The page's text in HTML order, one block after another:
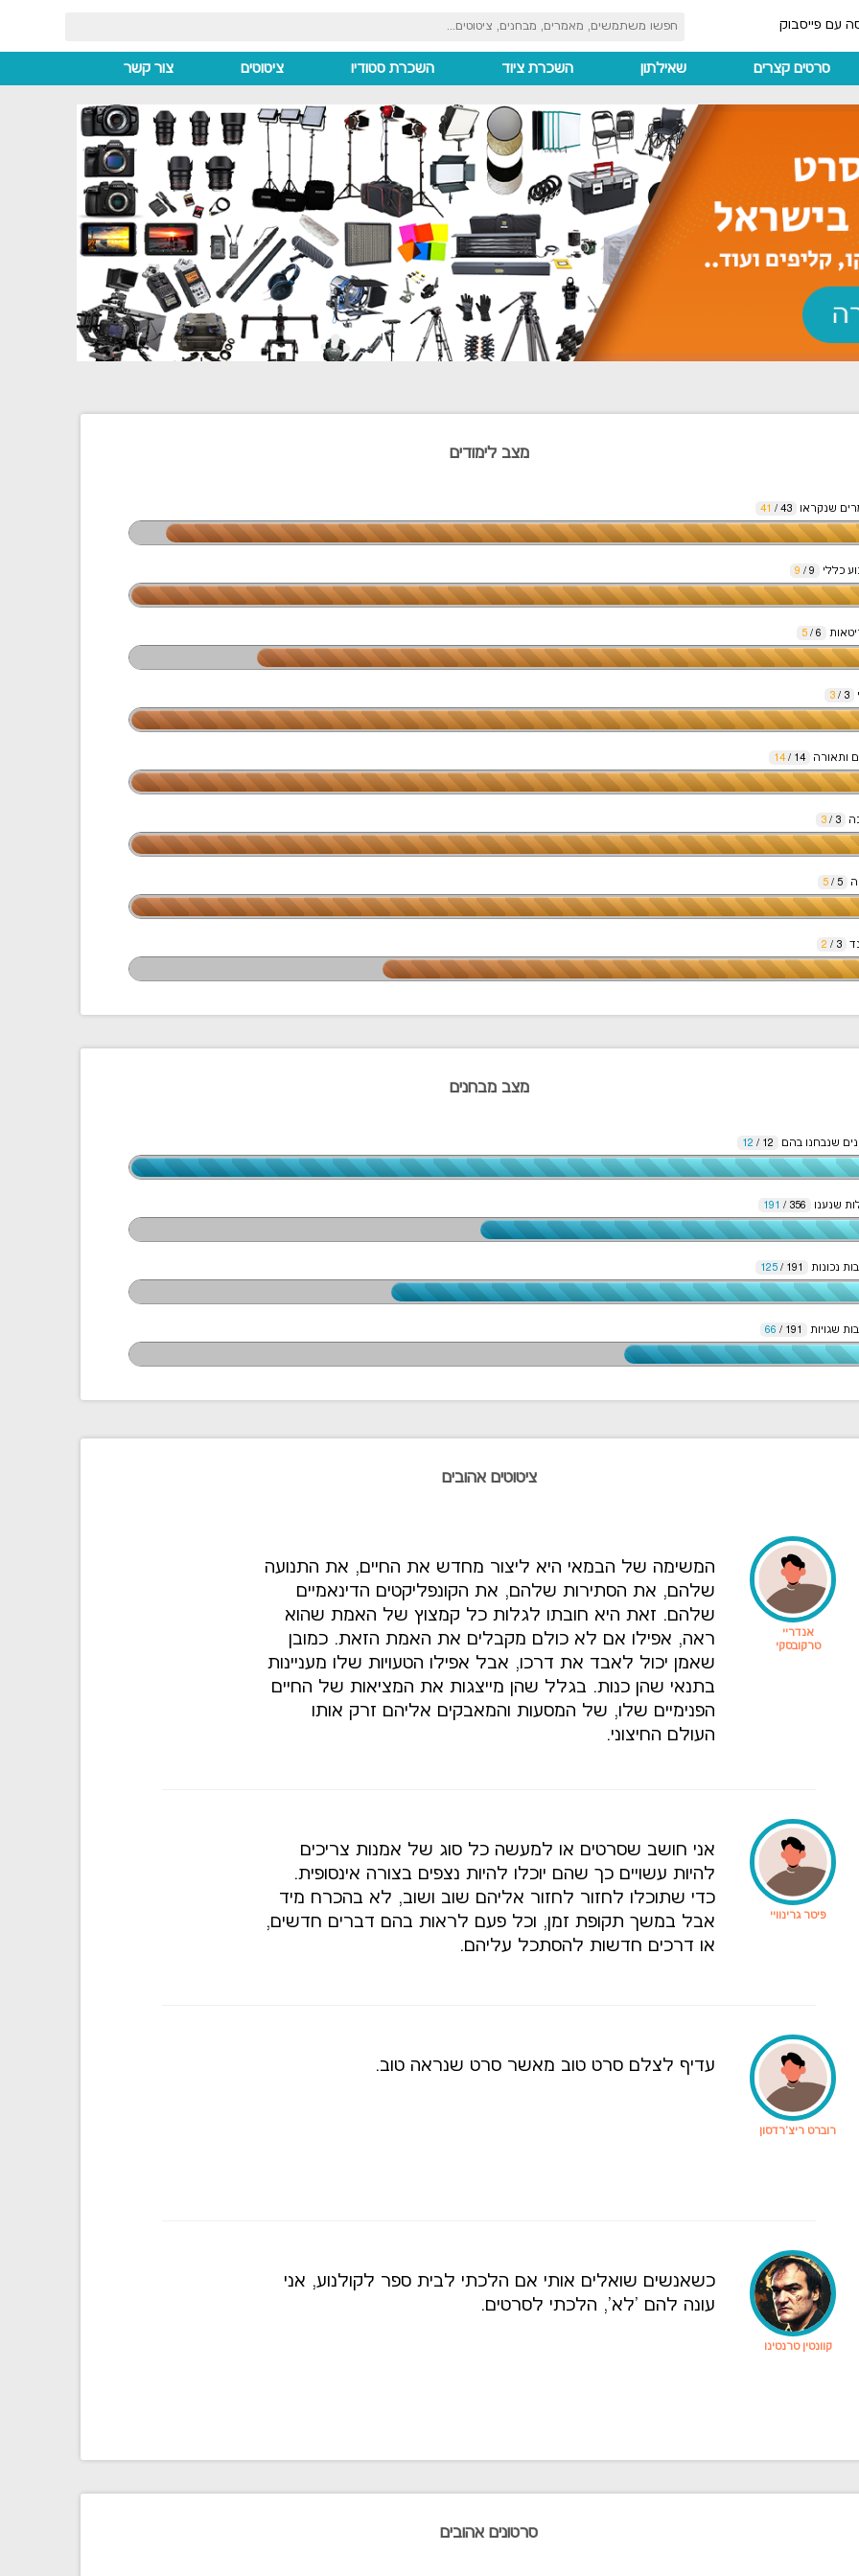
עם פייסבוק
סרטים קצרים שאילתון השכרת ציוד השכרת סטודיו ציטוטים צור קשר
מצב לימודים
שנקראו 43
/
41
כללי 9
/
9
6
/
5
3
/
3
ותאורה 14
/
14
3
/
3
5
/
5
3
/
2
מצב מבחנים
שנבחנו בהם 12
/
12
שנענו 356
/
191
נכונות 191
/
125
שגויות 191
/
66
ציטוטים אהובים
אנדריי
טרקובסקי
המשימה של הבמאי היא ליצור מחדש את החיים, את התנועה
שלהם, את הסתירות שלהם, את הקונפליקטים הדינאמיים
שלהם. זאת היא חובתו לגלות כל קמצוץ של האמת שהוא
ראה, אפילו אם לא כולם מקבלים את האמת הזאת. כמובן
שאמן יכול לאבד את דרכו, אבל אפילו הטעויות שלו מעניינות
בתנאי שהן כנות. בגלל שהן מייצגות את המציאות של החיים
הפנימיים שלו, של המסעות והמאבקים אליהם זרק אותו
העולם החיצוני.
פיטר גרינוויי
אני חושב שסרטים או למעשה כל סוג של אמנות צריכים
להיות עשויים כך שהם יוכלו להיות נצפים בצורה אינסופית.
כדי שתוכלו לחזור לחזור אליהם שוב ושוב, לא בהכרח מיד
אבל במשך תקופת זמן, וכל פעם לראות בהם דברים חדשים,
או דרכים חדשות להסתכל עליהם.
רוברט ריצ'רדסון
עדיף לצלם סרט טוב מאשר סרט שנראה טוב.
קוונטין טרנטינו
כשאנשים שואלים אותי אם הלכתי לבית ספר לקולנוע, אני
עונה להם 'לא', הלכתי לסרטים.
סרטונים אהובים